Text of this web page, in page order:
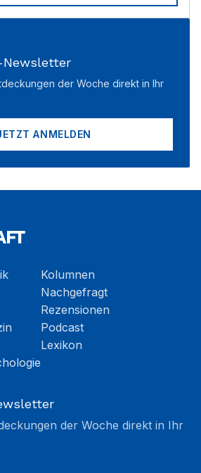
der Woche direkt in Ihr
ANMELDEN
Kolumnen
Nachgefragt
Rezensionen
Podcast
Lexikon
der Woche direkt in Ihr